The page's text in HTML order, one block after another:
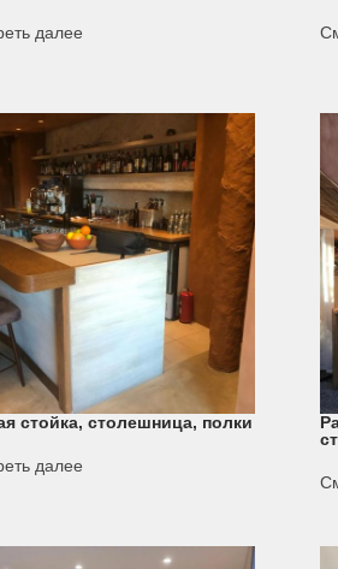
далее
стойка, столешница, полки
далее